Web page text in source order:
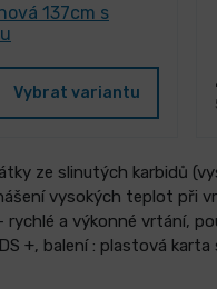
137cm s
Vybrat variantu
ze slinutých karbidů
vysokých teplot při
a výkonné vrtání,
+, balení : plastová